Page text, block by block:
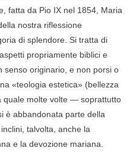
fatta da Pio IX nel 1854, Maria
nostra riflessione
di splendore. Si tratta di
propriamente biblici e
senso originario, e non porsi o
«teologia estetica» (bellezza
quale molte volte — soprattutto
è abbandonata parte della
talvolta, anche la
e la devozione mariana.